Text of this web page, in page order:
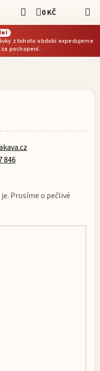
z tohoto období expedujeme
pochopení.
Hledat
NÁKUPNÍ
0 KČ
846
Prosíme o pečlivé